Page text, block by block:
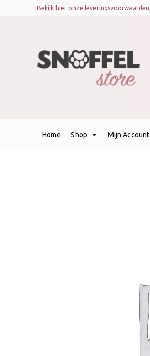
Bekijk hier onze leveringsvoorwaarden
Home Shop Mijn Account